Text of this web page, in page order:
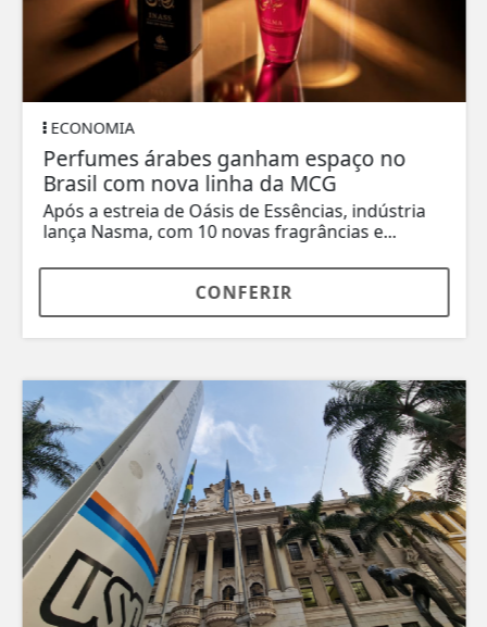
ECONOMIA
Perfumes árabes ganham espaço no
Brasil com nova linha da MCG
Após a estreia de Oásis de Essências, indústria
lança Nasma, com 10 novas fragrâncias e...
CONFERIR